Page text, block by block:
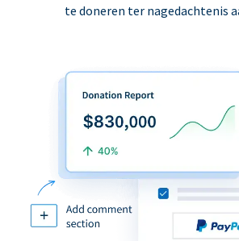
te doneren ter nagedachtenis